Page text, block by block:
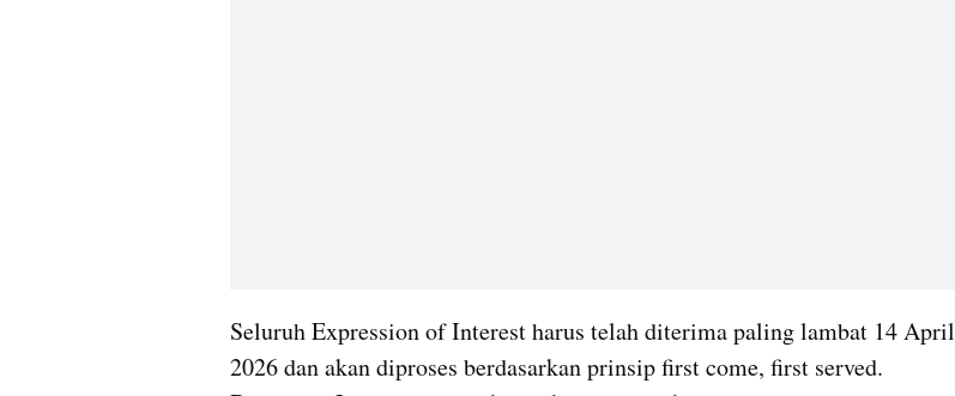
Seluruh Expression of Interest harus telah diterima paling lambat 14 April
2026 dan akan diproses berdasarkan prinsip first come, first served.